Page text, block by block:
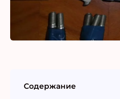
Содержание